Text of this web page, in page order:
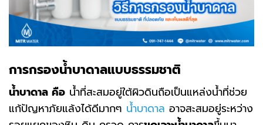
การกรองน้ำบาดาลแบบธรรมชาติ
น้ำบาดาล คือ น้ำที่สะสมอยู่ใต้ผิวดินถือเป็นแหล่งน้ำที่ช่วย
แก้ปัญหาภัยแล้งได้ดีมากๆ น้ำบาดาล อาจสะสมอยู่ระหว่าง